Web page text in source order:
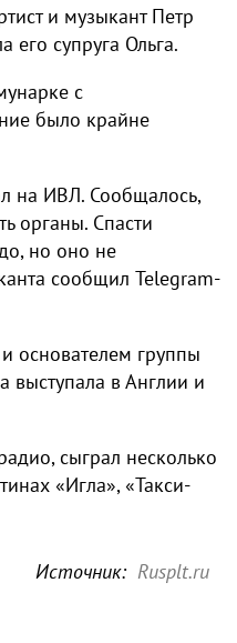
и музыкант Петр
супруга Ольга.
с
было крайне
на ИВЛ. Сообщалось,
органы. Спасти
но оно не
сообщил Telegram-
основателем группы
выступала в Англии и
сыграл несколько
«Игла», «Такси-
Источник: Rusplt.ru